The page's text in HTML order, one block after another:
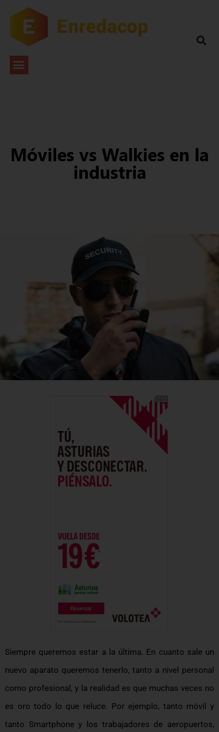
Móviles vs Walkies en la
industria
Siempre queremos estar a la última. En cuanto sale un
nuevo aparato queremos tenerlo, tanto a nivel personal
como profesional, y la realidad es que muchas veces no
es oro todo lo que reluce. Por ejemplo, tanto móvil y
tanto Smartphone y los trabajadores de aeropuertos,